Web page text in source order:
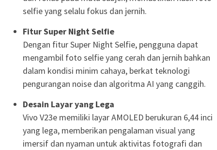
selfie yang selalu fokus dan jernih.
Fitur Super Night Selfie
Dengan fitur Super Night Selfie, pengguna dapat
mengambil foto selfie yang cerah dan jernih bahkan
dalam kondisi minim cahaya, berkat teknologi
pengurangan noise dan algoritma AI yang canggih.
Desain Layar yang Lega
Vivo V23e memiliki layar AMOLED berukuran 6,44 inci
yang lega, memberikan pengalaman visual yang
imersif dan nyaman untuk aktivitas fotografi dan